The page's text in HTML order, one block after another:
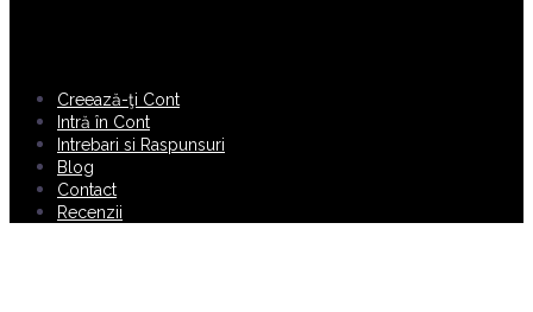
Creează-ţi Cont
Intră în Cont
Intrebari si Raspunsuri
Blog
Contact
Recenzii